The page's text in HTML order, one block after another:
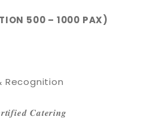
500 – 1000 PAX)
Recognition
𝑪𝒂𝒕𝒆𝒓𝒊𝒏𝒈